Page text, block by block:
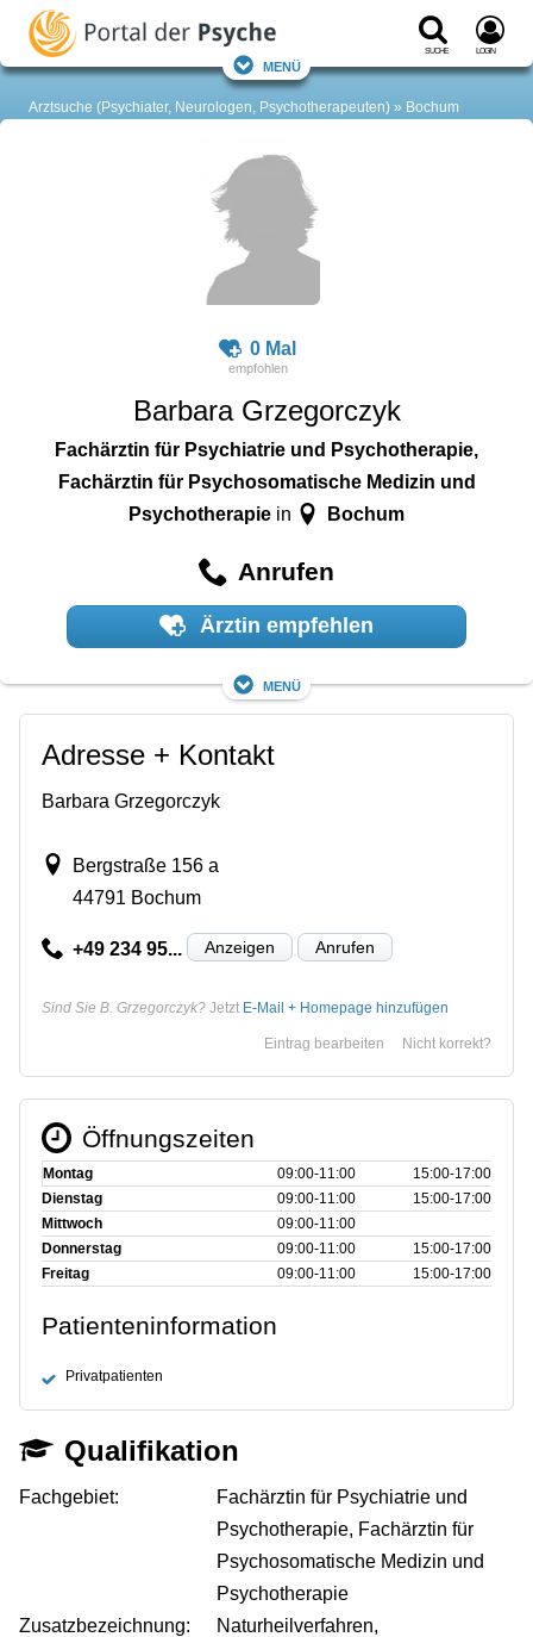
Suche Login
Menü
Arztsuche (Psychiater, Neurologen, Psychotherapeuten) Bochum
0 Mal
Barbara Grzegorczyk
Fachärztin für Psychiatrie und Psychotherapie,
Fachärztin für Psychosomatische Medizin und
Psychotherapie in Bochum
Anrufen
Ärztin empfehlen
Menü
Adresse + Kontakt
Barbara Grzegorczyk
Bergstraße 156 a
44791 Bochum
+49 234 95... Anzeigen Anrufen
Sind Sie B. Grzegorczyk? Jetzt E-Mail + Homepage hinzufügen
Nicht korrekt?
Eintrag bearbeiten
Öffnungszeiten
Montag 09:00‑11:00
15:00‑17:00
Dienstag
09:00‑11:00
15:00‑17:00
Mittwoch
09:00‑11:00
Donnerstag
09:00‑11:00
15:00‑17:00
Freitag
09:00‑11:00 15:00‑17:00
Patienteninformation
Privatpatienten
Qualifikation
Fachgebiet:
Fachärztin für Psychiatrie und
Psychotherapie, Fachärztin für
Psychosomatische Medizin und
Psychotherapie
Zusatzbezeichnung:
Naturheilverfahren,